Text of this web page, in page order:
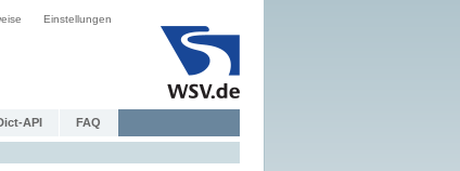
Einstellungen
API FAQ